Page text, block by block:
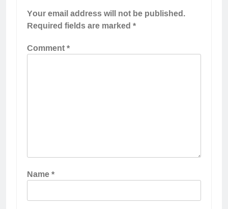
Your email address will not be published.
Required fields are marked*
Comment*
Name*